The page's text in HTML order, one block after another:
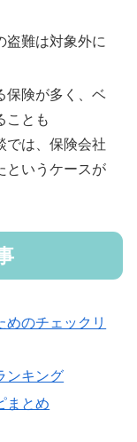
盗難は対象外に
保険が多く、ベ
ことも
では、保険会社
というケースが
めのチェックリ
ンキング
まとめ